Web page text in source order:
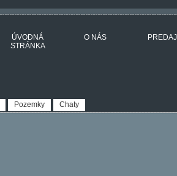
ÚVODNÁ
STRÁNKA
O NÁS PREDAJ
Pozemky Chaty